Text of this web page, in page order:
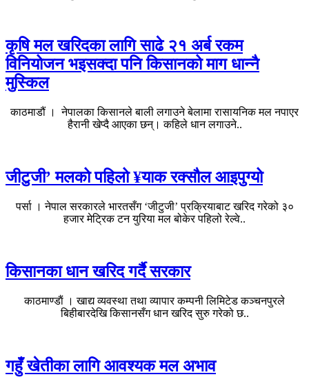
कृषि मल खरिदका लागि साढे २१ अर्ब रकम
विनियोजन भइसक्दा पनि किसानको माग धान्नै
मुस्किल
काठमाडौं । नेपालका किसानले बाली लगाउने बेलामा रासायनिक मल नपाएर
हैरानी खेप्दै आएका छन्। कहिले धान लगाउने..
जीटुजी’ मलको पहिलो ¥याक रक्सौल आइपुग्यो
पर्सा । नेपाल सरकारले भारतसँग ‘जीटुजी’ प्रक्रियाबाट खरिद गरेको ३०
हजार मेट्रिक टन युरिया मल बोकेर पहिलो रेल्वे..
किसानका धान खरिद गर्दै सरकार
काठमाण्डाैं । खाद्य व्यवस्था तथा व्यापार कम्पनी लिमिटेड कञ्चनपुरले
बिहीबारदेखि किसानसँग धान खरिद सुरु गरेको छ..
गहुँ खेतीका लागि आवश्यक मल अभाव